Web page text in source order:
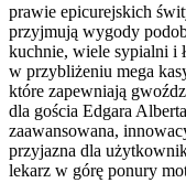
prawie epicurejskich
przyjmują wygody
kuchnie, wiele sypialni i
w przybliżeniu mega
które zapewniają
dla gościa Edgara
zaawansowana,
przyjazna dla
lekarz w górę ponury